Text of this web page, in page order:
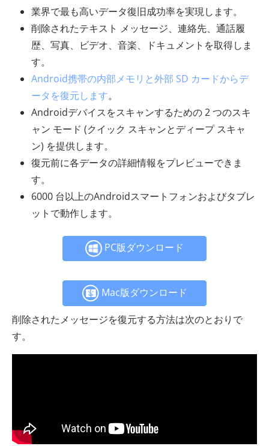
業界で最も高いデータ復旧成功率を実現します。
削除されたテキスト メッセージ、連絡先、通話履
歴、写真、ビデオ、音楽、ドキュメントを取得しま
す。
Android携帯の内部メモリと外部 SD カードからデ
ータを復元します。
Androidデバイスをスキャンするための 2 つのスキ
ャン モード (クイック スキャンとディープ スキャ
ン) を提供します。
復元前に各データの詳細情報をプレビューできま
す。
6000 台以上のAndroidスマートフォンおよびタブレ
ットで動作します。
PC版ダウンロード
Mac版ダウンロード
削除されたメッセージを復元する方法は次のとおりで
す。